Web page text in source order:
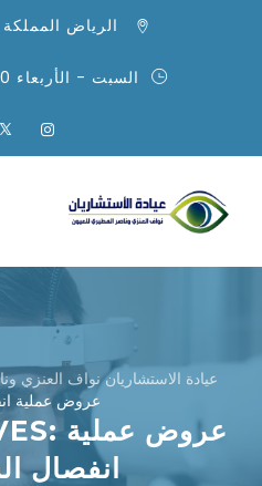
الرياض المملكة
السبت - الأربعاء 02.00 م - 09.00 م
عيادة الاستشاريان نواف العنزي
عروض عملية
عروض عملية
انفصال